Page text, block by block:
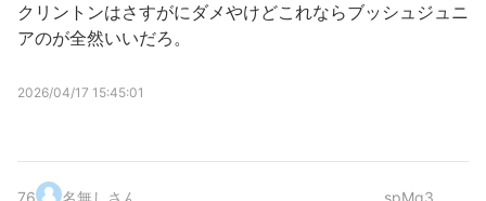
クリントンはさすがにダメやけどこれならブッシュジュニ
アのが全然いいだろ。
2026/04/17 15:45:01
76. 名無しさん spMq3